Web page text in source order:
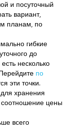
и посуточный
вариант,
планам, по
гибкие
до
несколько
по
эти точки.
хранения
цены
всего